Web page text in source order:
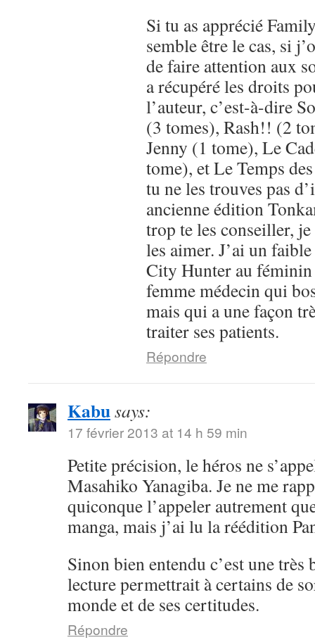
Si tu as apprécié
semble être le cas, si
de faire attention aux
a récupéré les droits
l’auteur, c’est-à-dire
(3 tomes), Rash!! (2
Jenny (1 tome), Le
tome), et Le Temps
tu ne les trouves pas
ancienne édition
trop te les conseiller,
les aimer. J’ai un
City Hunter au
femme médecin qui
mais qui a une façon
traiter ses patients.
Répondre
Kabusays:
17 février 2013 at 14 h 59 min
Petite précision, le héros ne
Masahiko Yanagiba. Je ne me
quiconque l’appeler autrement
manga, mais j’ai lu la réédition
Sinon bien entendu c’est une très
lecture permettrait à certains de
monde et de ses certitudes.
Répondre